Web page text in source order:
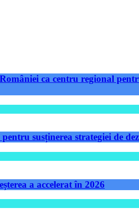
ca centru regional
susținerea strategiei de
a accelerat în 2026